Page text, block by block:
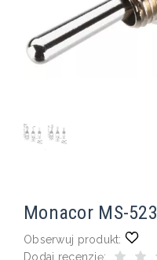
Monacor MS-523
Obserwuj produkt:
Dodaj recenzję: